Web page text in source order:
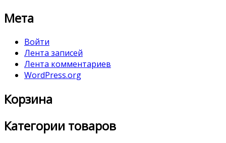
Мета
Войти
Лента записей
Лента комментариев
WordPress.org
Корзина
Категории товаров